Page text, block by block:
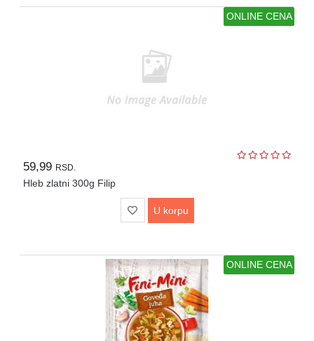
ONLINE CENA
59,99 RSD.
Hleb zlatni 300g Filip
U korpu
ONLINE CENA